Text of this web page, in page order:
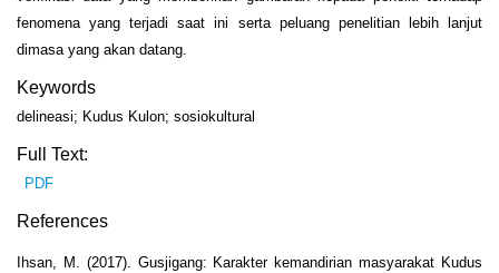
fenomena yang terjadi saat ini serta peluang penelitian lebih lanjut
dimasa yang akan datang.
Keywords
delineasi; Kudus Kulon; sosiokultural
Full Text:
PDF
References
Ihsan, M. (2017). Gusjigang: Karakter kemandirian masyarakat Kudus